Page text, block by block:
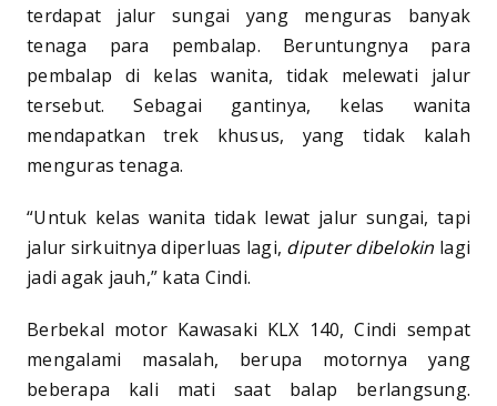
terdapat jalur sungai yang menguras banyak
tenaga para pembalap. Beruntungnya para
pembalap di kelas wanita, tidak melewati jalur
tersebut. Sebagai gantinya, kelas wanita
mendapatkan trek khusus, yang tidak kalah
menguras tenaga.
“Untuk kelas wanita tidak lewat jalur sungai, tapi
jalur sirkuitnya diperluas lagi, diputer dibelokin lagi
jadi agak jauh,” kata Cindi.
Berbekal motor Kawasaki KLX 140, Cindi sempat
mengalami masalah, berupa motornya yang
beberapa kali mati saat balap berlangsung.